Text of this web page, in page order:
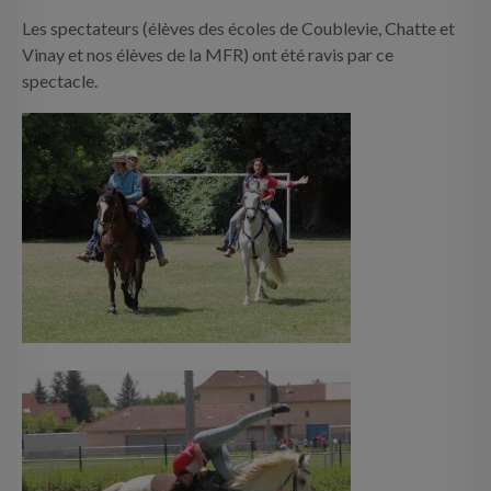
Les spectateurs (élèves des écoles de Coublevie, Chatte et
Vinay et nos élèves de la MFR) ont été ravis par ce
spectacle.